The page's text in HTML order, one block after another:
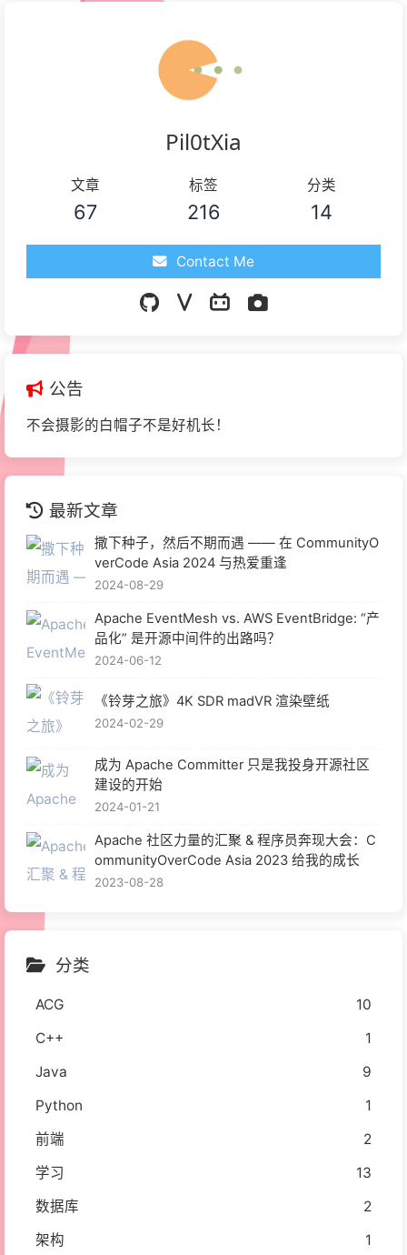
Pil0tXia
文章
67
标签
216
分类
14
Contact Me
公告
不会摄影的白帽子不是好机长！
最新文章
撒下种子，然后不期而遇 —— 在 CommunityO
verCode Asia 2024 与热爱重逢
2024-08-29
Apache EventMesh vs. AWS EventBridge: “产
品化” 是开源中间件的出路吗？
2024-06-12
《铃芽之旅》4K SDR madVR 渲染壁纸
2024-02-29
成为 Apache Committer 只是我投身开源社区
建设的开始
2024-01-21
Apache 社区力量的汇聚 & 程序员奔现大会：C
ommunityOverCode Asia 2023 给我的成长
2023-08-28
分类
ACG
10
C++
1
Java
9
Python
1
前端
2
学习
13
数据库
2
架构
1